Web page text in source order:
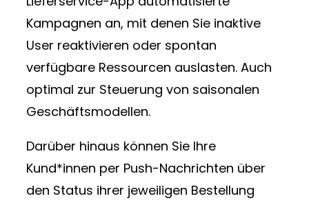
Kampagnen an, mit denen Sie inaktive
User reaktivieren oder spontan
verfügbare Ressourcen auslasten. Auch
optimal zur Steuerung von saisonalen
Geschäftsmodellen.
Darüber hinaus können Sie Ihre
Kund*innen per Push-Nachrichten über
den Status ihrer jeweiligen Bestellung